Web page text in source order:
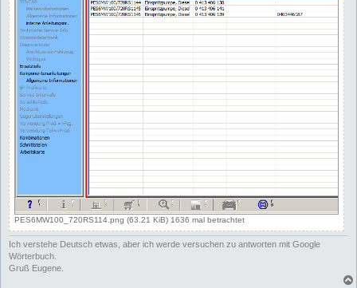
PES6MW100_720RS114.png (63.21 KiB) 1636 mal betrachtet
Ich verstehe Deutsch etwas, aber ich werde versuchen zu antworten mit Google
Wörterbuch.
Gruß Eugene.